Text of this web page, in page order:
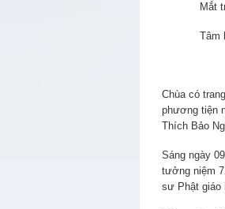
Mắt trí
Tâm hạnh
(Ông
Chùa có
phương tiện
Thích Bảo
Sáng ngày
tưởng niệm
sư Phật giáo